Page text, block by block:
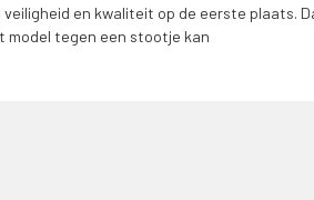
en kwaliteit op de eerste plaats.
model tegen een stootje kan